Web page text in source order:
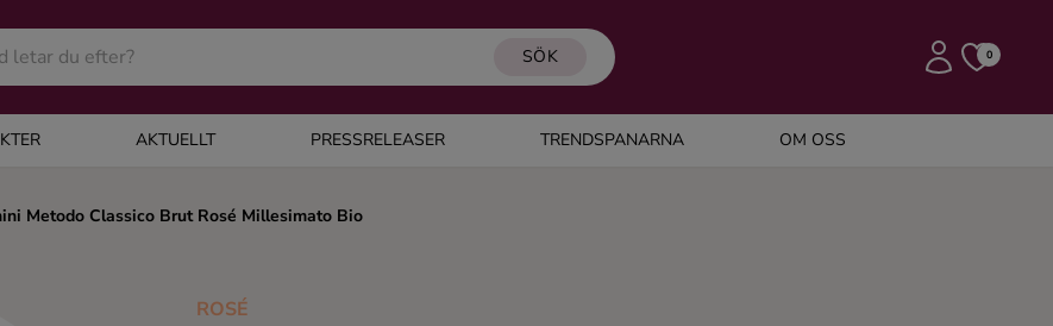
SÖK 0
AKTUELLT PRESSRELEASER TRENDSPANARNA OM OSS
Metodo Classico Brut Rosé Millesimato Bio
ROSÉ